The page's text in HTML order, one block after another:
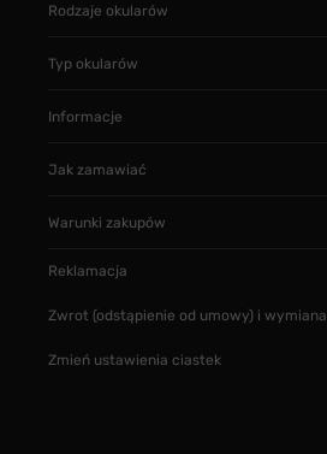
Rodzaje okularów
Typ okularów
Informacje
Jak zamawiać
Warunki zakupów
Reklamacja
Zwrot (odstąpienie od umowy) i wymiana
Zmień ustawienia ciastek